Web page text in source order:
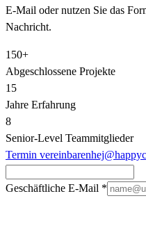
E-Mail oder nutzen Sie das
Nachricht.
150+
Abgeschlossene Projekte
15
Jahre Erfahrung
8
Senior‑Level Teammitglieder
Termin vereinbaren
Geschäftliche E-Mail *